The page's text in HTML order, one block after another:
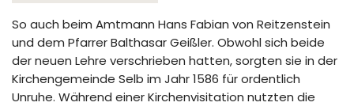
So auch beim Amtmann Hans Fabian von Reitzenstein
und dem Pfarrer Balthasar Geißler. Obwohl sich beide
der neuen Lehre verschrieben hatten, sorgten sie in der
Kirchengemeinde Selb im Jahr 1586 für ordentlich
Unruhe. Während einer Kirchenvisitation nutzten die